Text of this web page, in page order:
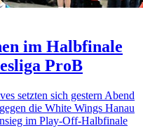
im Halbfinale
ProB
setzten sich gestern Abend
die White Wings Hanau
im Play-Off-Halbfinale